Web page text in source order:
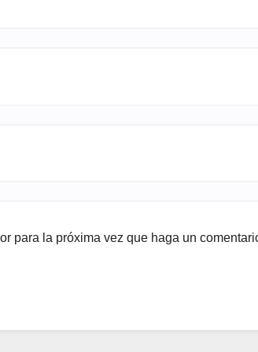
para la próxima vez que haga un